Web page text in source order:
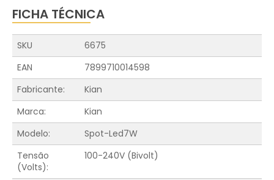
FICHA TÉCNICA
SKU
6675
EAN
7899710014598
Fabricante:
Kian
Marca:
Kian
Modelo:
Spot-Led7W
Tensão
(Volts):
100-240V (Bivolt)